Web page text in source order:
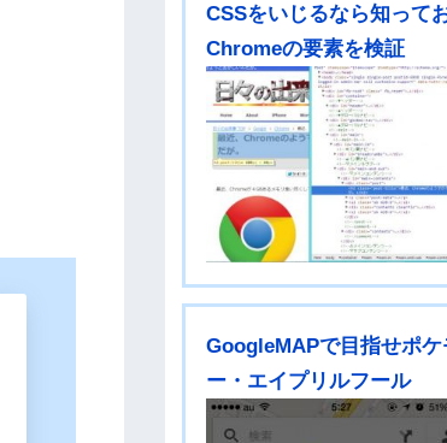
CSSをいじるなら知って
Chromeの要素を検証
GoogleMAPで目指せポケ
ー・エイプリルフール